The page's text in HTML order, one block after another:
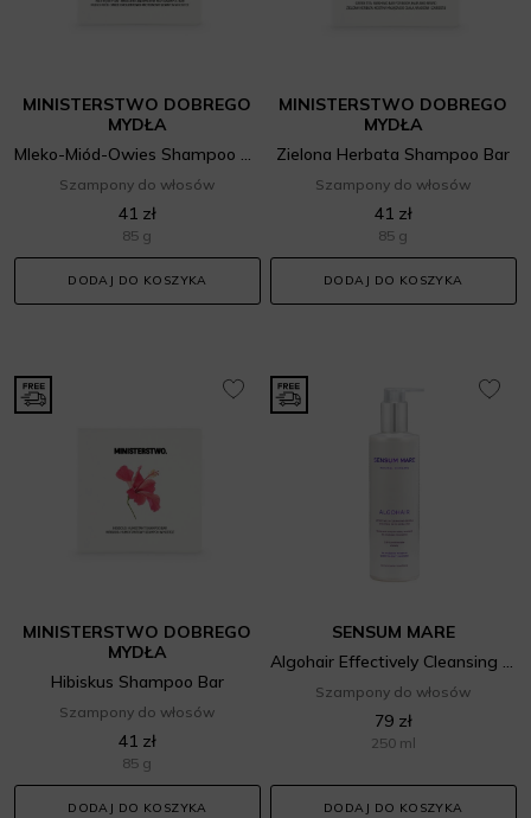
MINISTERSTWO DOBREGO
MYDŁA
Mleko-Miód-Owies Shampoo Bar
Szampony do włosów
41 zł
85 g
DODAJ DO KOSZYKA
MINISTERSTWO DOBREGO
MYDŁA
Zielona Herbata Shampoo Bar
Szampony do włosów
41 zł
85 g
DODAJ DO KOSZYKA
MINISTERSTWO DOBREGO
MYDŁA
Hibiskus Shampoo Bar
Szampony do włosów
41 zł
85 g
DODAJ DO KOSZYKA
SENSUM MARE
Algohair Effectively Cleansing Gentle Shampoo
Szampony do włosów
79 zł
250 ml
DODAJ DO KOSZYKA